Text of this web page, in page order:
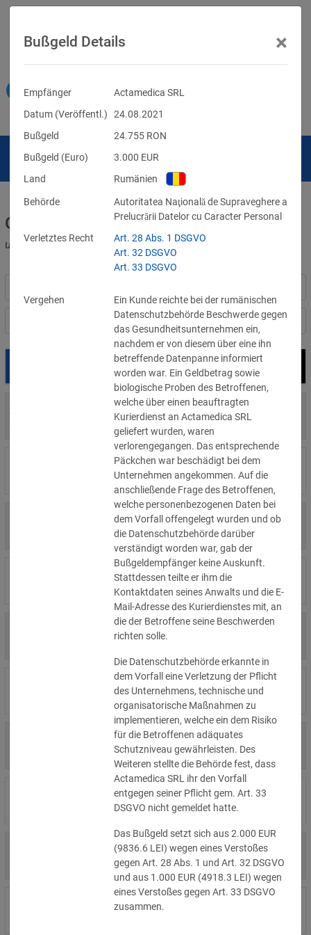
Geldbußen für DSGVO-Verstöße
und für Verletzungen anderer Datenschutzgesetze
Nach Land filtern
Empfänger
29.07.2026
700 €
»Details
Privatperson
1.715.600 €
»Details
Wind Tre
6.358 €
»Details
Privatperson
8.500 €
»Details
Wirtschaftsprüfungsgesellschaft
4.000 €
»Details
15.000 €
»Details
Flamel
13.450 €
»Details
Civilstyrelsen
1.150 €
»Details
Wohnungseigentümergemeinsch
aft
1.000 €
»Details
Studio-Betreiber
5.200 €
Nichtregierungsorganisation
Bußgeld Details ×
Empfänger
Actamedica SRL
Datum (Veröffentl.)
24.08.2021
Bußgeld
24.755 RON
Bußgeld (Euro)
3.000 EUR
Land
Rumänien
Behörde
Autoritatea Naţională de Supraveghere a
Prelucrării Datelor cu Caracter Personal
Verletztes Recht
Art. 28 Abs. 1 DSGVO
Art. 32 DSGVO
Art. 33 DSGVO
Vergehen
Ein Kunde reichte bei der rumänischen
Datenschutzbehörde Beschwerde gegen
das Gesundheitsunternehmen ein,
nachdem er von diesem über eine ihn
betreffende Datenpanne informiert
worden war. Ein Geldbetrag sowie
biologische Proben des Betroffenen,
welche über einen beauftragten
Kurierdienst an Actamedica SRL
geliefert wurden, waren
verlorengegangen. Das entsprechende
Päckchen war beschädigt bei dem
Unternehmen angekommen. Auf die
anschließende Frage des Betroffenen,
welche personenbezogenen Daten bei
dem Vorfall offengelegt wurden und ob
die Datenschutzbehörde darüber
verständigt worden war, gab der
Bußgeldempfänger keine Auskunft.
Stattdessen teilte er ihm die
Kontaktdaten seines Anwalts und die E-
Mail-Adresse des Kurierdienstes mit, an
die der Betroffene seine Beschwerden
richten solle.
Die Datenschutzbehörde erkannte in
dem Vorfall eine Verletzung der Pflicht
des Unternehmens, technische und
organisatorische Maßnahmen zu
implementieren, welche ein dem Risiko
für die Betroffenen adäquates
Schutzniveau gewährleisten. Des
Weiteren stellte die Behörde fest, dass
Actamedica SRL ihr den Vorfall
entgegen seiner Pflicht gem. Art. 33
DSGVO nicht gemeldet hatte.
Das Bußgeld setzt sich aus 2.000 EUR
(9836.6 LEI) wegen eines Verstoßes
gegen Art. 28 Abs. 1 und Art. 32 DSGVO
und aus 1.000 EUR (4918.3 LEI) wegen
eines Verstoßes gegen Art. 33 DSGVO
zusammen.